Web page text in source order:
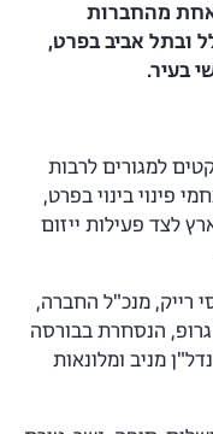
שנים, היא אחת מהחברות
ובתל אביב בפרט,
בעיר.
למגורים לרבות
פינוי בינוי בפרט,
לצד פעילות ייזום
רייק, מנכ"ל החברה,
הנסחרת בבורסה
מניב ומלונאות